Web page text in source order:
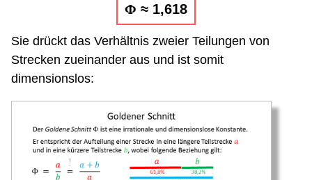
Φ ≈ 1,618
Sie drückt das Verhältnis zweier Teilungen von
Strecken zueinander aus und ist somit
dimensionslos: